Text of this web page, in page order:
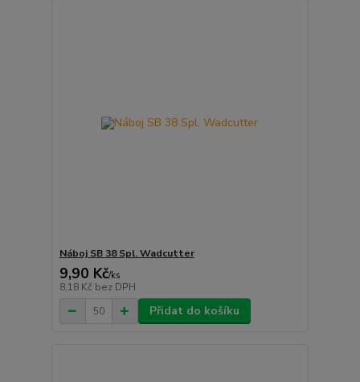
Náboj SB 38 Spl. Wadcutter
9,90 Kč/ks
8,18 Kč bez DPH
Přidat do košíku